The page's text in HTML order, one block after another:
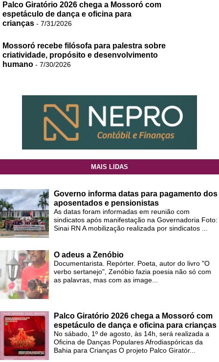
Palco Giratório 2026 chega a Mossoró com
espetáculo de dança e oficina para
crianças - 7/31/2026
Mossoró recebe filósofa para palestra sobre
criatividade, propósito e desenvolvimento
humano - 7/30/2026
MAIS LIDAS
Governo informa datas para pagamento dos
aposentados e pensionistas
As datas foram informadas em reunião com
sindicatos após manifestação na Governadoria Foto:
Sinai RN A mobilização realizada por sindicatos ...
O adeus a Zenóbio
Documentarista. Repórter. Poeta, autor do livro "O
verbo sertanejo", Zenóbio fazia poesia não só com
as palavras, mas com as image...
Palco Giratório 2026 chega a Mossoró com
espetáculo de dança e oficina para crianças
No sábado, 1º de agosto, às 14h, será realizada a
Oficina de Danças Populares Afrodiaspóricas da
Bahia para Crianças O projeto Palco Giratór...